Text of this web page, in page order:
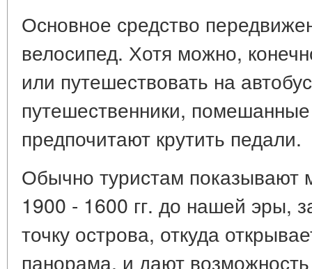
Основное средство
велосипед. Хотя можно,
или путешествовать на
путешественники,
предпочитают крутить педали.
Обычно туристам показывают
1900 - 1600 гг. до нашей эры,
точку острова, откуда
панорама, и дают возможность